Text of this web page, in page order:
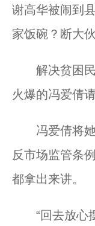
谢高华被闹到
家饭碗？断大
解决贫困民
火爆的冯爱倩
冯爱倩将她
反市场监管条
都拿出来讲。
“回去放心摆